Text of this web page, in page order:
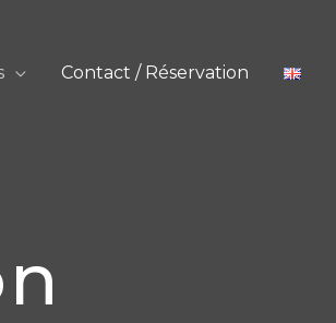
Contact / Réservation